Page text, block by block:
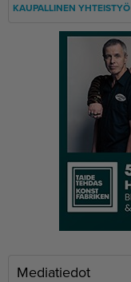
KAUPALLINEN YHTEISTYÖ
Mediatiedot